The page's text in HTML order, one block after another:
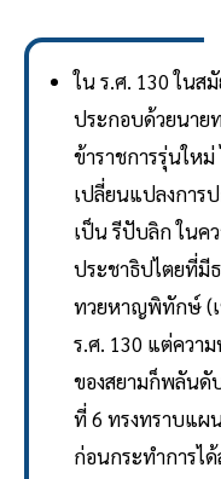
ใน ร.ศ. 130 ใน
ประกอบด้วยนาย
ข้าราชการรุ่นให
เปลี่ยนแปลงการ
เป็น รีปับลิก ในค
ประชาธิปไตยที่มี
ทวยหาญพิทักษ์ (
ร.ศ. 130 แต่ควา
ของสยามก็พลันดั
ที่ 6 ทรงทราบแผ
ก่อนกระทำการไ